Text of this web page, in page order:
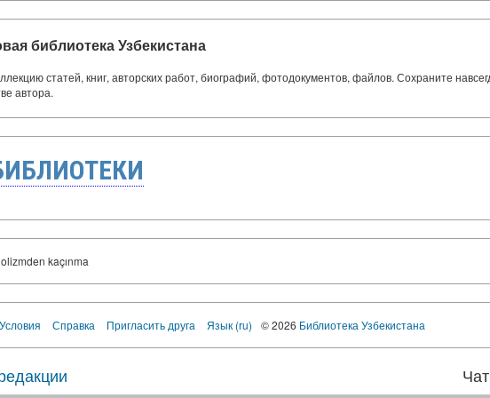
библиотека Узбекистана
статей, книг, авторских работ, биографий, фотодокументов, файлов. Сохраните
автора.
kaçınma
Условия Справка Пригласить друга Язык (ru) © 2026 Библиотека Узбекистана